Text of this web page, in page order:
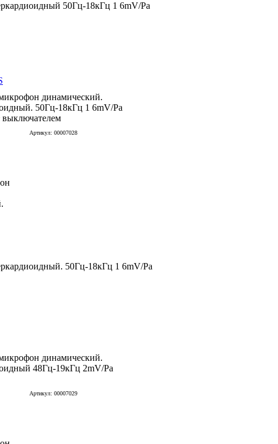
50Гц-18кГц 1 6mV/Pa
динамический.
50Гц-18кГц 1 6mV/Pa
выключателем
Артикул: 00007028
50Гц-18кГц 1 6mV/Pa
динамический.
48Гц-19кГц 2mV/Pa
Артикул: 00007029